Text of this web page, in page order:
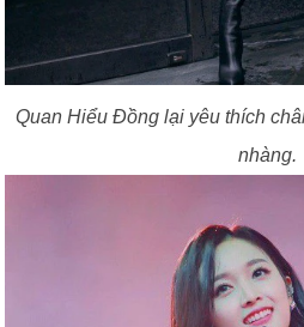
Quan Hiểu Đồng lại yêu thích
nhàng.